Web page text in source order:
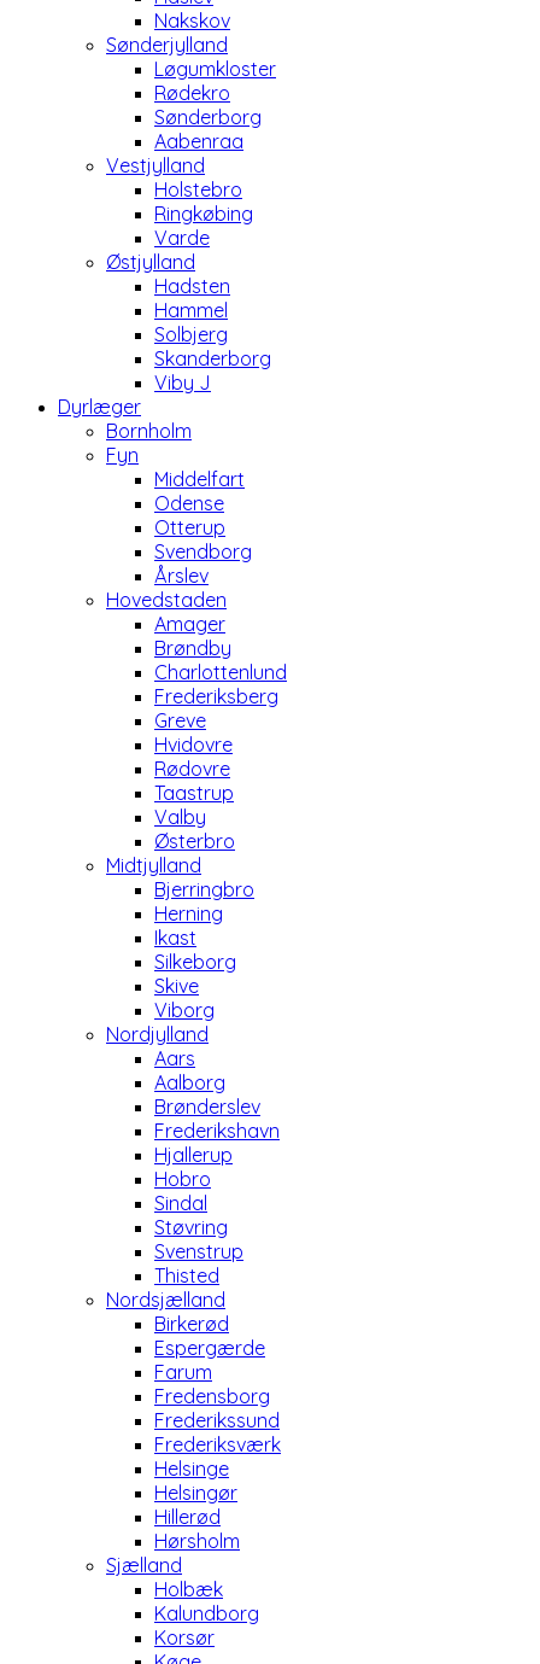
Nakskov
Sønderjylland
Løgumkloster
Rødekro
Sønderborg
Aabenraa
Vestjylland
Holstebro
Ringkøbing
Varde
Østjylland
Hadsten
Hammel
Solbjerg
Skanderborg
Viby J
Dyrlæger
Bornholm
Fyn
Middelfart
Odense
Otterup
Svendborg
Årslev
Hovedstaden
Amager
Brøndby
Charlottenlund
Frederiksberg
Greve
Hvidovre
Rødovre
Taastrup
Valby
Østerbro
Midtjylland
Bjerringbro
Herning
Ikast
Silkeborg
Skive
Viborg
Nordjylland
Aars
Aalborg
Brønderslev
Frederikshavn
Hjallerup
Hobro
Sindal
Støvring
Svenstrup
Thisted
Nordsjælland
Birkerød
Espergærde
Farum
Fredensborg
Frederikssund
Frederiksværk
Helsinge
Helsingør
Hillerød
Hørsholm
Sjælland
Holbæk
Kalundborg
Korsør